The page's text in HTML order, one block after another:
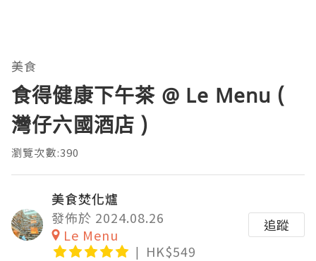
美食
食得健康下午茶 @ Le Menu (
灣仔六國酒店 )
瀏覽次數:390
美食焚化爐
發佈於 2024.08.26
Le Menu
HK$549
追蹤